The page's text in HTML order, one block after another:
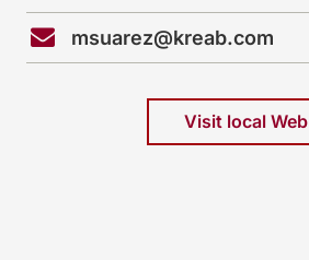
msuarez@kreab.com
Visit local Web